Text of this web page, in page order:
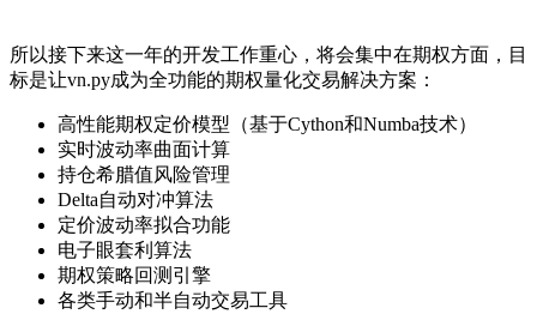
所以接下来这一年的开发工作重心，将会集中在期权方面，目
标是让vn.py成为全功能的期权量化交易解决方案：
高性能期权定价模型（基于Cython和Numba技术）
实时波动率曲面计算
持仓希腊值风险管理
Delta自动对冲算法
定价波动率拟合功能
电子眼套利算法
期权策略回测引擎
各类手动和半自动交易工具